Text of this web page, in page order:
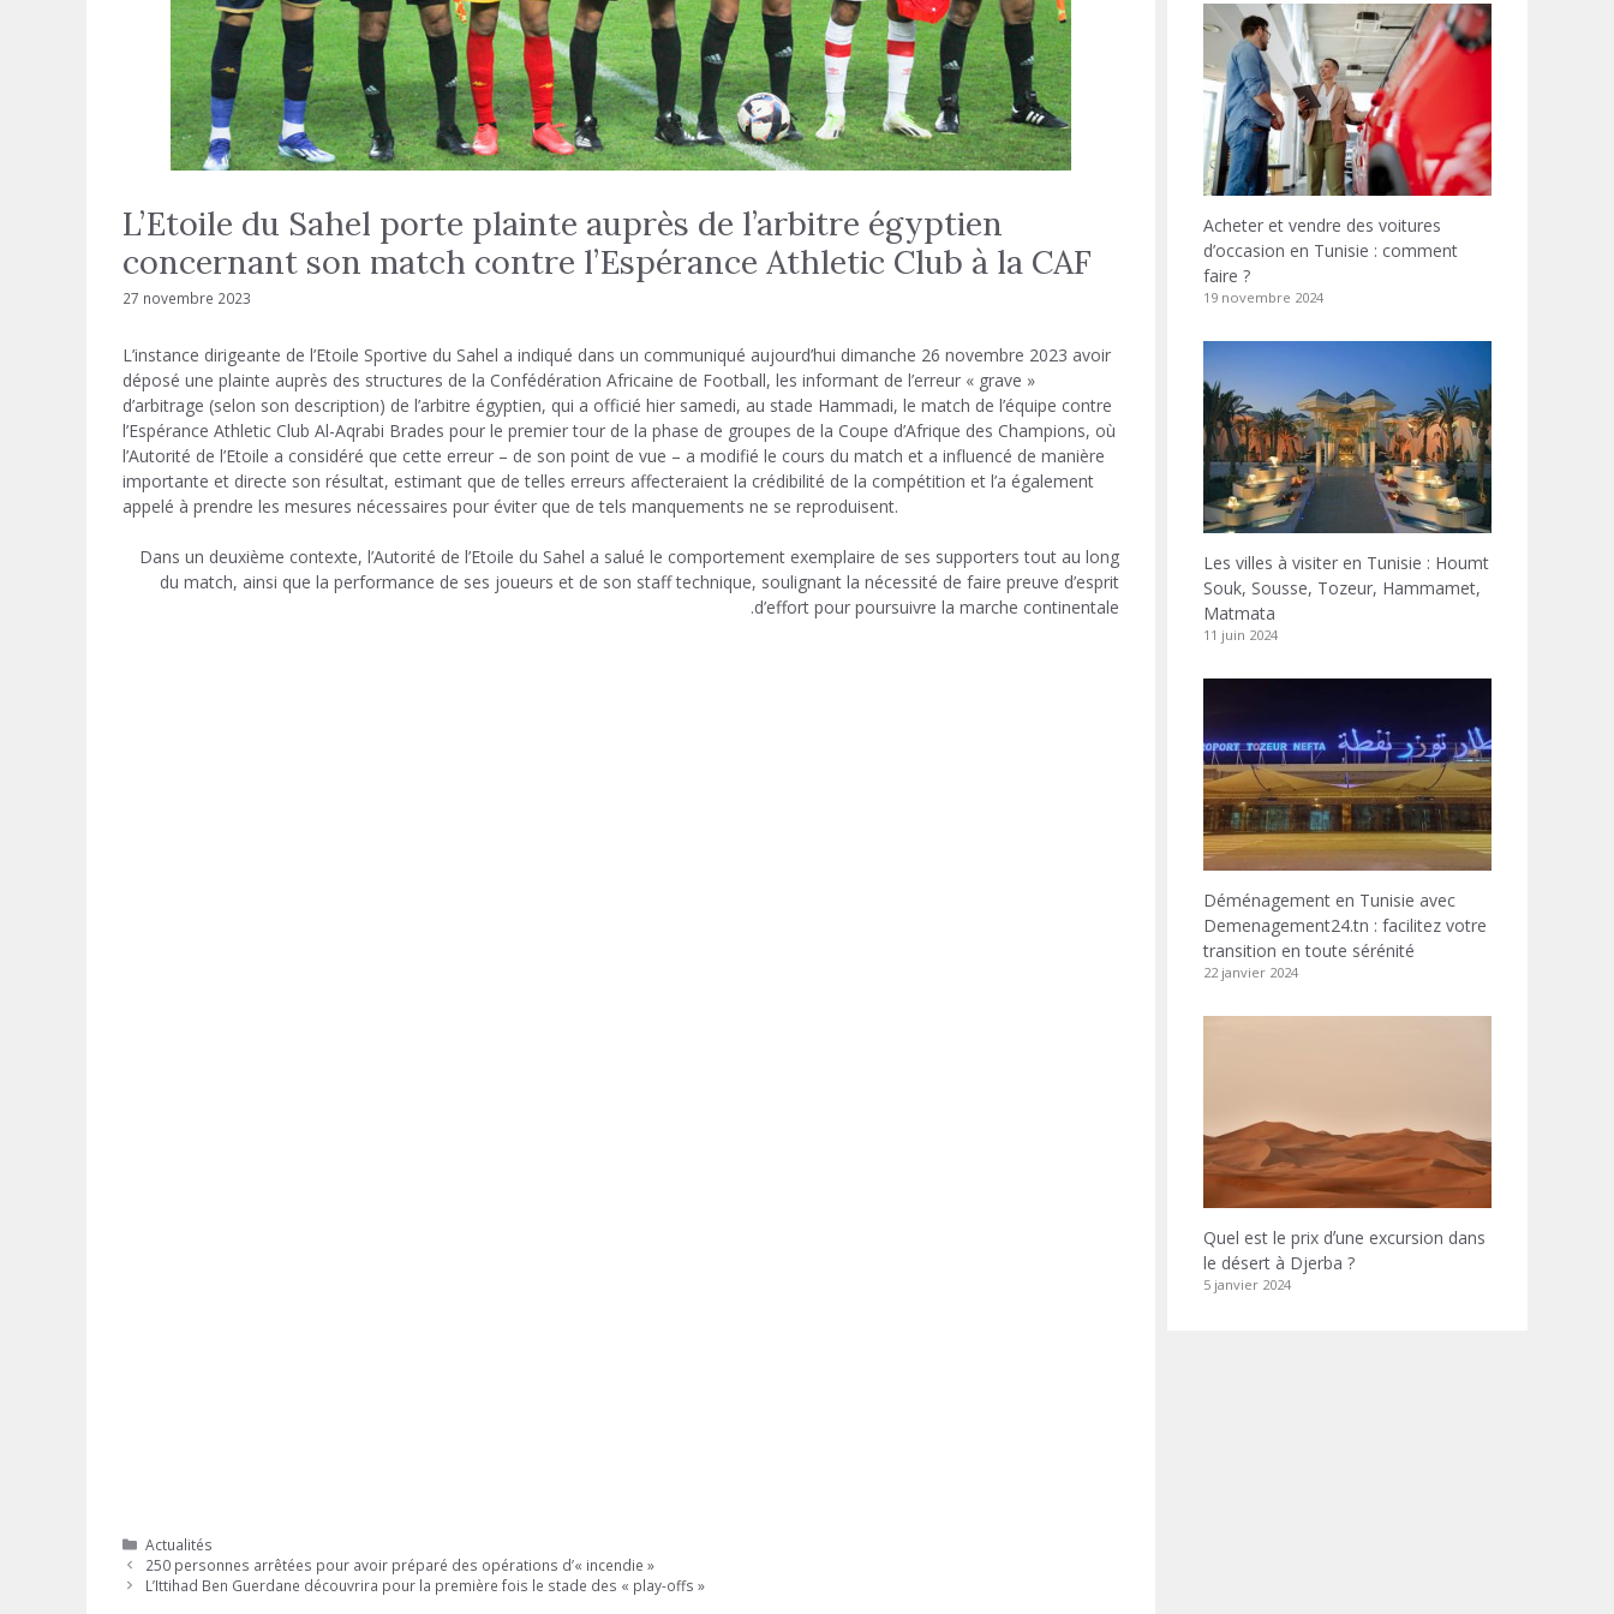
L’Etoile du Sahel porte plainte auprès de l’arbitre égyptien
concernant son match contre l’Espérance Athletic Club à la CAF
27 novembre 2023
L’instance dirigeante de l’Etoile Sportive du Sahel a indiqué dans un communiqué aujourd’hui dimanche 26 novembre 2023 avoir
déposé une plainte auprès des structures de la Confédération Africaine de Football, les informant de l’erreur « grave »
d’arbitrage (selon son description) de l’arbitre égyptien, qui a officié hier samedi, au stade Hammadi, le match de l’équipe contre
l’Espérance Athletic Club Al-Aqrabi Brades pour le premier tour de la phase de groupes de la Coupe d’Afrique des Champions, où
l’Autorité de l’Etoile a considéré que cette erreur – de son point de vue – a modifié le cours du match et a influencé de manière
importante et directe son résultat, estimant que de telles erreurs affecteraient la crédibilité de la compétition et l’a également
appelé à prendre les mesures nécessaires pour éviter que de tels manquements ne se reproduisent.
Dans un deuxième contexte, l’Autorité de l’Etoile du Sahel a salué le comportement exemplaire de ses supporters tout au long
du match, ainsi que la performance de ses joueurs et de son staff technique, soulignant la nécessité de faire preuve d’esprit
d’effort pour poursuivre la marche continentale.
Catégories
Actualités
250 personnes arrêtées pour avoir préparé des opérations d’« incendie »
L’Ittihad Ben Guerdane découvrira pour la première fois le stade des « play-offs »
Acheter et vendre des voitures
d’occasion en Tunisie : comment
faire ?
19 novembre 2024
Les villes à visiter en Tunisie : Houmt
Souk, Sousse, Tozeur, Hammamet,
Matmata
11 juin 2024
Déménagement en Tunisie avec
Demenagement24.tn : facilitez votre
transition en toute sérénité
22 janvier 2024
Quel est le prix dʼune excursion dans
le désert à Djerba ?
5 janvier 2024